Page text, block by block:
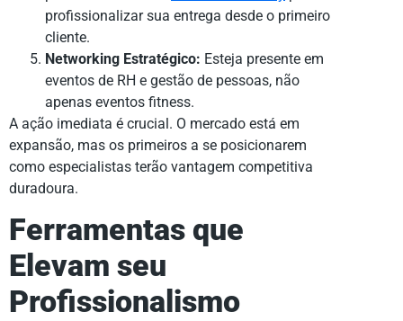
profissionalizar sua entrega desde o primeiro
cliente.
Networking Estratégico: Esteja presente em
eventos de RH e gestão de pessoas, não
apenas eventos fitness.
A ação imediata é crucial. O mercado está em
expansão, mas os primeiros a se posicionarem
como especialistas terão vantagem competitiva
duradoura.
Ferramentas que
Elevam seu
Profissionalismo